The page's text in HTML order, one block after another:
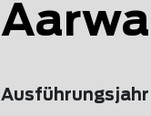
Ausführungsjahr